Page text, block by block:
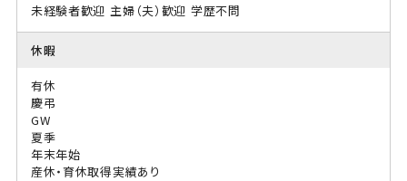
未経験者歓迎 主婦（夫）歓迎 学歴不問
休暇
有休
慶弔
GW
夏季
年末年始
産休・育休取得実績あり